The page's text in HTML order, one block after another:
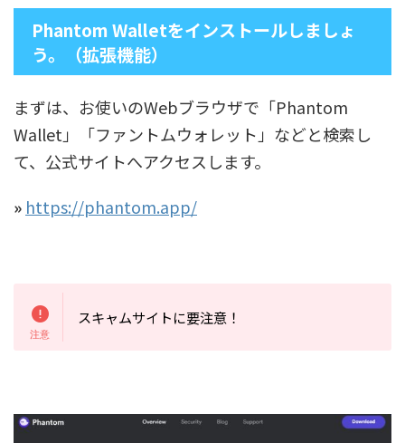
Phantom Walletをインストールしましょ
う。（拡張機能）
まずは、お使いのWebブラウザで「Phantom
Wallet」「ファントムウォレット」などと検索し
て、公式サイトへアクセスします。
» https://phantom.app/
スキャムサイトに要注意！